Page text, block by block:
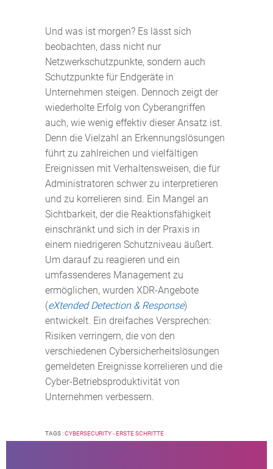
Und was ist morgen? Es lässt sich
beobachten, dass nicht nur
Netzwerkschutzpunkte, sondern auch
Schutzpunkte für Endgeräte in
Unternehmen steigen. Dennoch zeigt der
wiederholte Erfolg von Cyberangriffen
auch, wie wenig effektiv dieser Ansatz ist.
Denn die Vielzahl an Erkennungslösungen
führt zu zahlreichen und vielfältigen
Ereignissen mit Verhaltensweisen, die für
Administratoren schwer zu interpretieren
und zu korrelieren sind. Ein Mangel an
Sichtbarkeit, der die Reaktionsfähigkeit
einschränkt und sich in der Praxis in
einem niedrigeren Schutzniveau äußert.
Um darauf zu reagieren und ein
umfassenderes Management zu
ermöglichen, wurden XDR-Angebote
(eXtended Detection & Response)
entwickelt. Ein dreifaches Versprechen:
Risiken verringern, die von den
verschiedenen Cybersicherheitslösungen
gemeldeten Ereignisse korrelieren und die
Cyber-Betriebsproduktivität von
Unternehmen verbessern.
TAGS :CYBERSECURITY - ERSTE SCHRITTE